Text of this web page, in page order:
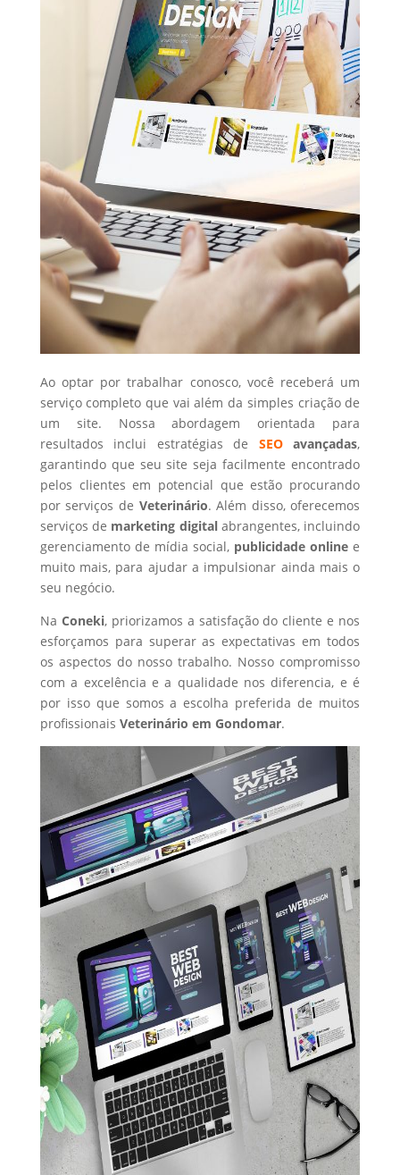
Ao optar por trabalhar conosco, você receberá um
serviço completo que vai além da simples criação de
um site. Nossa abordagem orientada para
resultados inclui estratégias de SEOavançadas,
garantindo que seu site seja facilmente encontrado
pelos clientes em potencial que estão procurando
por serviços de Veterinário. Além disso, oferecemos
serviços de marketing digital abrangentes, incluindo
gerenciamento de mídia social, publicidade online e
muito mais, para ajudar a impulsionar ainda mais o
seu negócio.
Na Coneki, priorizamos a satisfação do cliente e nos
esforçamos para superar as expectativas em todos
os aspectos do nosso trabalho. Nosso compromisso
com a excelência e a qualidade nos diferencia, e é
por isso que somos a escolha preferida de muitos
profissionais Veterinário em Gondomar.